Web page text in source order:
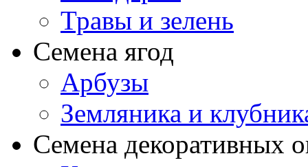
Травы и зелень
Семена ягод
Арбузы
Земляника и
Семена декоративных